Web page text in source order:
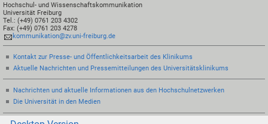
Hochschul- und Wissenschaftskommunikation
Universität Freiburg
Tel.: (+49) 0761 203 4302
Fax: (+49) 0761 203 4278
kommunikation@zv.uni-freiburg.de
Kontakt zur Presse- und Öffentlichkeitsarbeit des Klinikums
Aktuelle Nachrichten und Pressemitteilungen des Universitätsklinikums
Nachrichten und aktuelle Informationen aus den Hochschulnetzwerken
Die Universität in den Medien